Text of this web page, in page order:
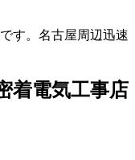
す。名古屋周辺迅速
着電気工事店